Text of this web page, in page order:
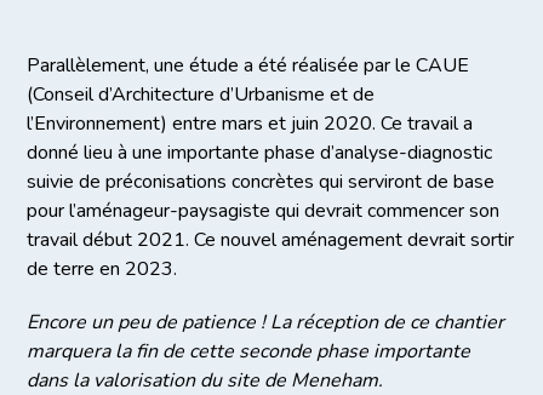
Parallèlement, une étude a été réalisée par le CAUE
(Conseil d’Architecture d’Urbanisme et de
l’Environnement) entre mars et juin 2020. Ce travail a
donné lieu à une importante phase d’analyse-diagnostic
suivie de préconisations concrètes qui serviront de base
pour l’aménageur-paysagiste qui devrait commencer son
travail début 2021. Ce nouvel aménagement devrait sortir
de terre en 2023.
Encore un peu de patience ! La réception de ce chantier
marquera la fin de cette seconde phase importante
dans la valorisation du site de Meneham.